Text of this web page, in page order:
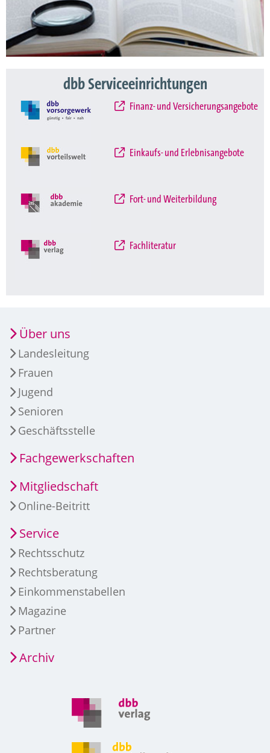
dbb Serviceeinrichtungen
Finanz- und Versicherungsangebote
Einkaufs- und Erlebnisangebote
Fort- und Weiterbildung
Fachliteratur
Über uns
Landesleitung
Frauen
Jugend
Senioren
Geschäftsstelle
Fachgewerkschaften
Mitgliedschaft
Online-Beitritt
Service
Rechtsschutz
Rechtsberatung
Einkommenstabellen
Magazine
Partner
Archiv